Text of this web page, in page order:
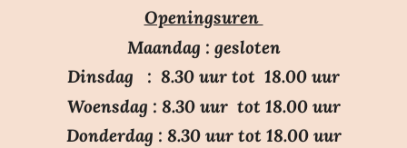
e
n
e
n
e
n
e
n
Openingsuren
Maandag : gesloten
Dinsdag : 8.30 uur tot 18.00 uur
Woensdag : 8.30 uur tot 18.00 uur
Donderdag : 8.30 uur tot 18.00 uur